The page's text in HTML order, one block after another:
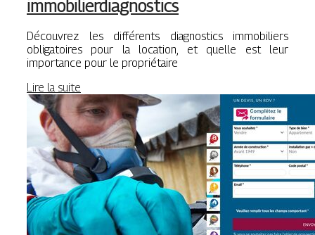
immobilierdiagnostics
Découvrez les différents diagnostics immobiliers
obligatoires pour la location, et quelle est leur
importance pour le propriétaire
Lire la suite